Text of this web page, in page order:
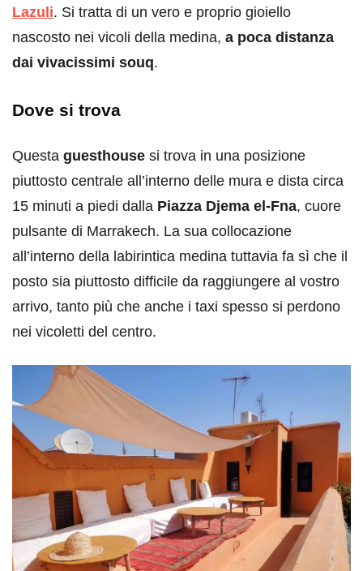
Lazuli. Si tratta di un vero e proprio gioiello
nascosto nei vicoli della medina, a poca distanza
dai vivacissimi souq.
Dove si trova
Questa guesthouse si trova in una posizione
piuttosto centrale all’interno delle mura e dista circa
15 minuti a piedi dalla Piazza Djema el-Fna, cuore
pulsante di Marrakech. La sua collocazione
all’interno della labirintica medina tuttavia fa sì che il
posto sia piuttosto difficile da raggiungere al vostro
arrivo, tanto più che anche i taxi spesso si perdono
nei vicoletti del centro.